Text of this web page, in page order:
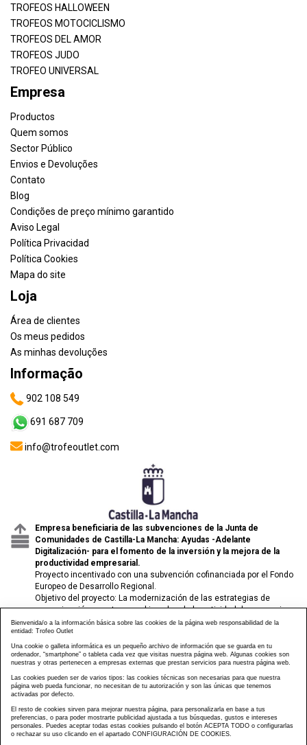
TROFEOS HALLOWEEN
TROFEOS MOTOCICLISMO
TROFEOS DEL AMOR
TROFEOS JUDO
TROFEO UNIVERSAL
Empresa
Productos
Quem somos
Sector Público
Envios e Devoluções
Contato
Blog
Condições de preço mínimo garantido
Aviso Legal
Política Privacidad
Política Cookies
Mapa do site
Loja
Área de clientes
Os meus pedidos
As minhas devoluções
Informação
902 108 549
691 687 709
info@trofeoutlet.com
Empresa beneficiaria de las subvenciones de la Junta de
Comunidades de Castilla-La Mancha: Ayudas -Adelante
Digitalización- para el fomento de la inversión y la mejora de la
productividad empresarial.
Proyecto incentivado con una subvención cofinanciada por el Fondo
Europeo de Desarrollo Regional.
Objetivo del proyecto: La modernización de las estrategias de
comunicación y venta para el impulso de la actividad de comercio
electrónico de las pymes.
Bienvenida/o a la información básica sobre las cookies de la página web responsabilidad de la
entidad: Trofeo Outlet
Una cookie o galleta informática es un pequeño archivo de información que se guarda en tu
ordenador, “smartphone” o tableta cada vez que visitas nuestra página web. Algunas cookies son
nuestras y otras pertenecen a empresas externas que prestan servicios para nuestra página web.
Las cookies pueden ser de varios tipos: las cookies técnicas son necesarias para que nuestra
página web pueda funcionar, no necesitan de tu autorización y son las únicas que tenemos
activadas por defecto.
El resto de cookies sirven para mejorar nuestra página, para personalizarla en base a tus
preferencias, o para poder mostrarte publicidad ajustada a tus búsquedas, gustos e intereses
personales. Puedes aceptar todas estas cookies pulsando el botón ACEPTA TODO o configurarlas
o rechazar su uso clicando en el apartado CONFIGURACIÓN DE COOKIES.